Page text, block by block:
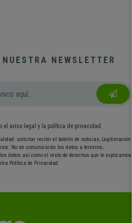
NEWSLETTER
el aviso legal y la política de privacidad
solicitar recibir el boletín de noticias; Legitimación:
No se comunicarán los datos a terceros;
datos así como el resto de derechos que le explicamos
Política de Privacidad.